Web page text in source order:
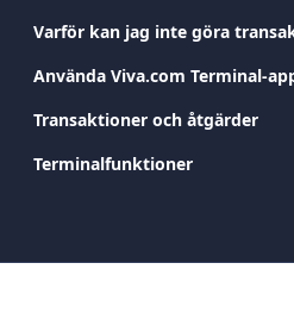
Transaktioner och åtgärder
Terminalfunktioner